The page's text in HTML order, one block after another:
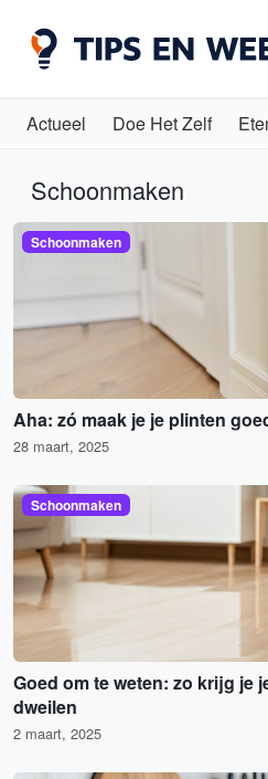
Actueel Doe Het Zelf
Schoonmaken
Schoonmaken
Aha: zó maak je je plinten
28 maart, 2025
Schoonmaken
Goed om te weten: zo krijg je
dweilen
2 maart, 2025